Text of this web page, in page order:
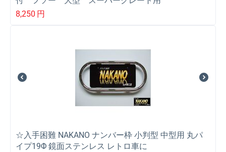
8,250 円
☆入手困難 NAKANO ナンバー枠 小判型 中型用 丸パ
イプ19Φ 鏡面ステンレス レトロ車に